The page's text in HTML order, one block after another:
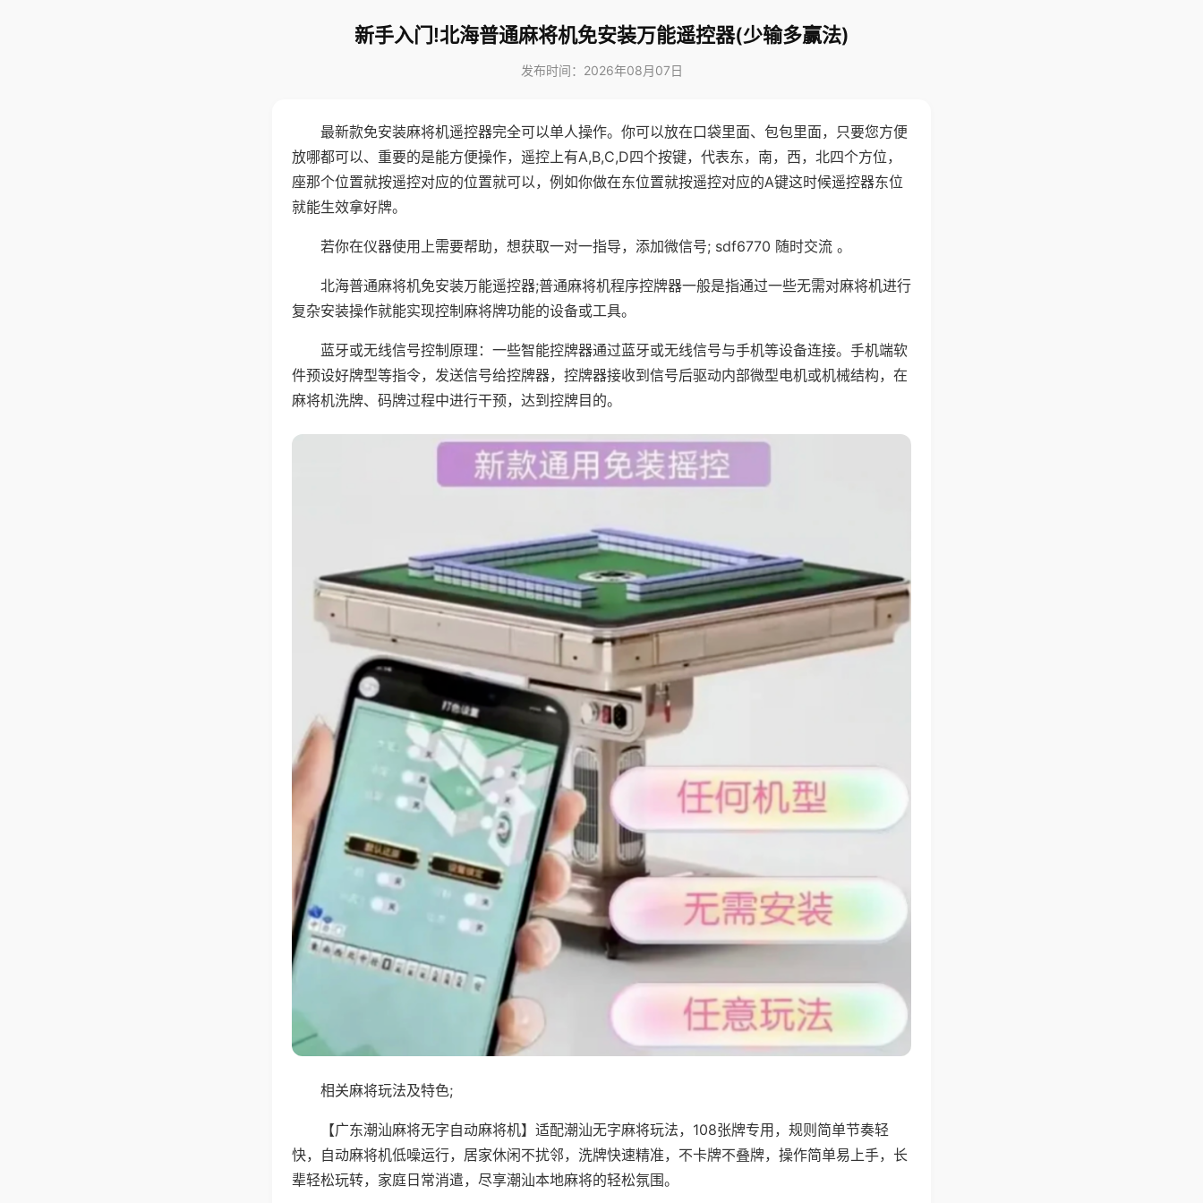
新手入门!北海普通麻将机免安装万能遥控器(少输多赢法)
发布时间：2026年08月07日
最新款免安装麻将机遥控器完全可以单人操作。你可以放在口袋里面、包包里面，只要您方便
放哪都可以、重要的是能方便操作，遥控上有A,B,C,D四个按键，代表东，南，西，北四个方位，
座那个位置就按遥控对应的位置就可以，例如你做在东位置就按遥控对应的A键这时候遥控器东位
就能生效拿好牌。
若你在仪器使用上需要帮助，想获取一对一指导，添加微信号; sdf6770 随时交流 。
北海普通麻将机免安装万能遥控器;普通麻将机程序控牌器一般是指通过一些无需对麻将机进行
复杂安装操作就能实现控制麻将牌功能的设备或工具。
蓝牙或无线信号控制原理：一些智能控牌器通过蓝牙或无线信号与手机等设备连接。手机端软
件预设好牌型等指令，发送信号给控牌器，控牌器接收到信号后驱动内部微型电机或机械结构，在
麻将机洗牌、码牌过程中进行干预，达到控牌目的。
相关麻将玩法及特色;
【广东潮汕麻将无字自动麻将机】适配潮汕无字麻将玩法，108张牌专用，规则简单节奏轻
快，自动麻将机低噪运行，居家休闲不扰邻，洗牌快速精准，不卡牌不叠牌，操作简单易上手，长
辈轻松玩转，家庭日常消遣，尽享潮汕本地麻将的轻松氛围。